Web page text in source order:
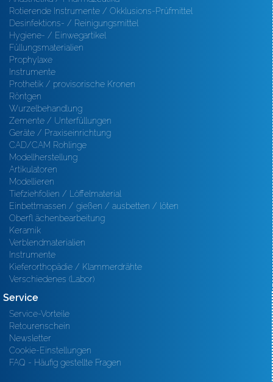
Rotierende Instrumente / Okklusions-Prüfmittel
Desinfektions- / Reinigungsmittel
Hygiene- / Einwegartikel
Füllungsmaterialien
Prophylaxe
Instrumente
Prothetik / provisorische Kronen
Röntgen
Wurzelbehandlung
Zemente / Unterfüllungen
Geräte / Praxiseinrichtung
CAD/CAM Rohlinge
Modellherstellung
Artikulatoren
Modellieren
Tiefziehfolien / Löffelmaterial
Einbettmassen / gießen / ausbetten / löten
Oberfl ächenbearbeitung
Keramik
Verblendmaterialien
Instrumente
Kieferorthopädie / Klammerdrähte
Verschiedenes (Labor)
Service
Service-Vorteile
Retourenschein
Newsletter
Cookie-Einstellungen
FAQ - Häufig gestellte Fragen